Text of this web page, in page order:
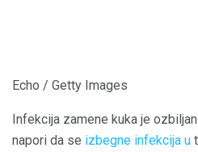
Echo / Getty Images
Infekcija zamene kuka je
napori da se izbegne infekcija u